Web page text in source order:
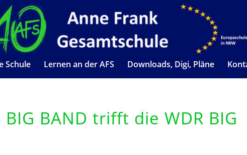
Schule Lernen an der AFS Downloads, Digi, Pläne
BIG BAND trifft die WDR BIG